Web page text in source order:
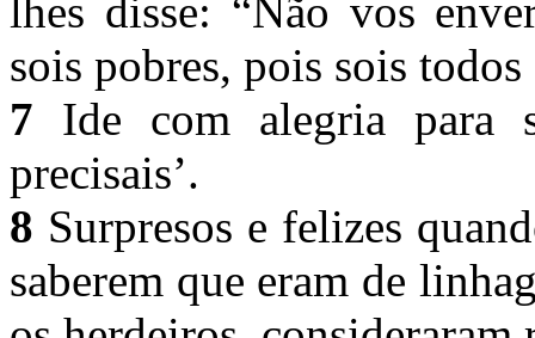
lhes disse: “Não vos
sois pobres, pois sois
7 Ide com alegria para
precisais’.
8 Surpresos e felizes
saberem que eram de